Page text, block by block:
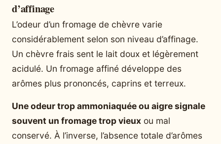
d’affinage
L’odeur d’un fromage de chèvre varie
considérablement selon son niveau d’affinage.
Un chèvre frais sent le lait doux et légèrement
acidulé. Un fromage affiné développe des
arômes plus prononcés, caprins et terreux.
Une odeur trop ammoniaquée ou aigre signale
souvent un fromage trop vieux ou mal
conservé. À l’inverse, l’absence totale d’arômes